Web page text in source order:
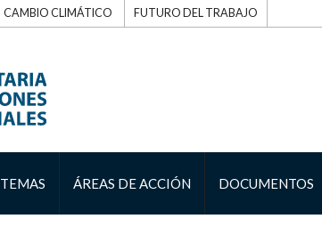
CAMBIO CLIMÁTICO FUTURO DEL TRABAJO
TEMAS ÁREAS DE ACCIÓN DOCUMENTOS